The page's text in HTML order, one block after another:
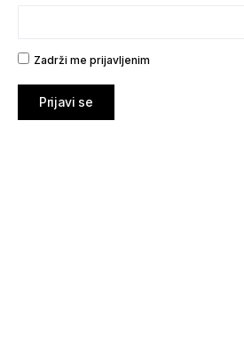
Zadrži me prijavljenim
Prijavi se